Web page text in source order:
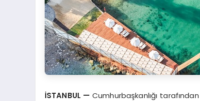
İSTANBUL — Cumhurbaşkanlığı